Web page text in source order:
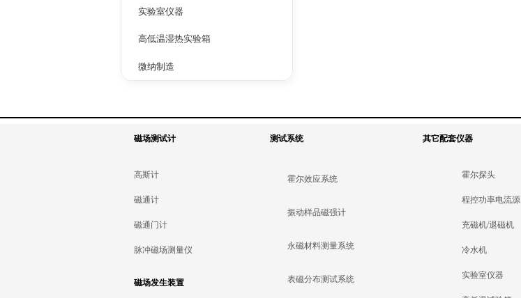
实验室仪器
高低温湿热实验箱
微纳制造
磁场测试计 测试系统 其它配套仪器
高斯计
磁通计
磁通门计
脉冲磁场测量仪
磁场发生装置
霍尔效应系统
振动样品磁强计
永磁材料测量系统
表磁分布测试系统
霍尔探头
程控功率电流源
充磁机/退磁机
冷水机
实验室仪器